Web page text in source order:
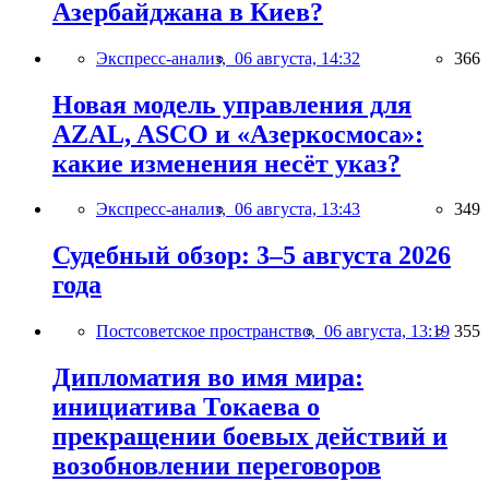
Азербайджана в Киев?
Экспресс-анализ, 06 августа, 14:32 366
Новая модель управления для
AZAL, ASCO и «Азеркосмоса»:
какие изменения несёт указ?
Экспресс-анализ, 06 августа, 13:43 349
Судебный обзор: 3–5 августа 2026
года
Постсоветское пространство, 06 августа, 13:19 355
Дипломатия во имя мира:
инициатива Токаева о
прекращении боевых действий и
возобновлении переговоров